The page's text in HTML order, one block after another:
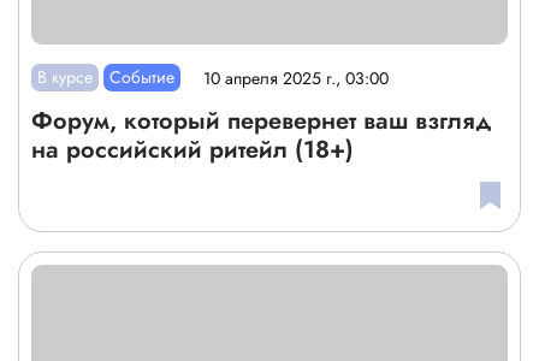
В курсе Событие 10 апреля 2025 г., 03:00
Форум, который перевернет ваш взгляд
на российский ритейл (18+)